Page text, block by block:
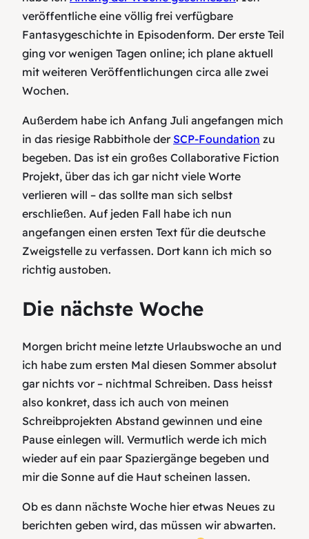
veröffentliche eine völlig frei verfügbare
Fantasygeschichte in Episodenform. Der erste Teil
ging vor wenigen Tagen online; ich plane aktuell
mit weiteren Veröffentlichungen circa alle zwei
Wochen.
Außerdem habe ich Anfang Juli angefangen mich
in das riesige Rabbithole der SCP-Foundation zu
begeben. Das ist ein großes Collaborative Fiction
Projekt, über das ich gar nicht viele Worte
verlieren will – das sollte man sich selbst
erschließen. Auf jeden Fall habe ich nun
angefangen einen ersten Text für die deutsche
Zweigstelle zu verfassen. Dort kann ich mich so
richtig austoben.
Die nächste Woche
Morgen bricht meine letzte Urlaubswoche an und
ich habe zum ersten Mal diesen Sommer absolut
gar nichts vor – nichtmal Schreiben. Dass heisst
also konkret, dass ich auch von meinen
Schreibprojekten Abstand gewinnen und eine
Pause einlegen will. Vermutlich werde ich mich
wieder auf ein paar Spaziergänge begeben und
mir die Sonne auf die Haut scheinen lassen.
Ob es dann nächste Woche hier etwas Neues zu
berichten geben wird, das müssen wir abwarten.